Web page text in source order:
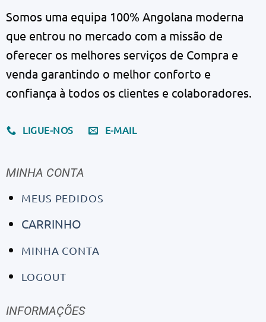
Somos uma equipa 100% Angolana moderna
que entrou no mercado com a missão de
oferecer os melhores serviços de Compra e
venda garantindo o melhor conforto e
confiança à todos os clientes e colaboradores.
LIGUE-NOS E-MAIL
MINHA CONTA
MEUS PEDIDOS
CARRINHO
MINHA CONTA
LOGOUT
INFORMAÇÕES